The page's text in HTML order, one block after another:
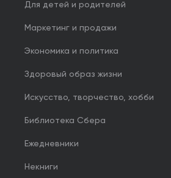
Для детей и родителей
Маркетинг и продажи
Экономика и политика
Здоровый образ жизни
Искусство, творчество, хобби
Библиотека Сбера
Ежедневники
Некниги